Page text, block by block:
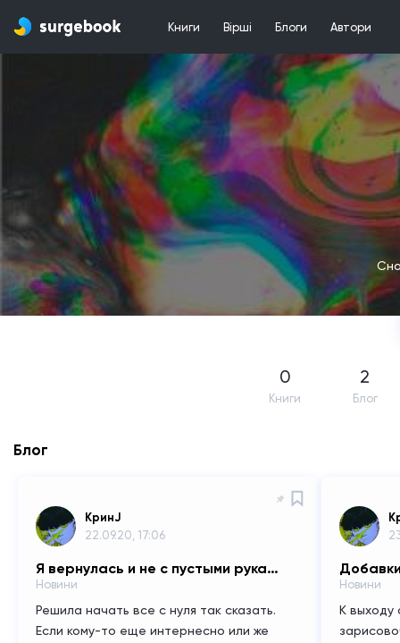
Книги Вірші Блоги Автори
0
Книги
2
Блог
Блог
KринJ
22.09.20, 17:06
Я вернулась и не с пустыми руками (почти)
Новини
Решила начать все с нуля так сказать.
Если кому-то еще интернесно или же
Новини
К выходу